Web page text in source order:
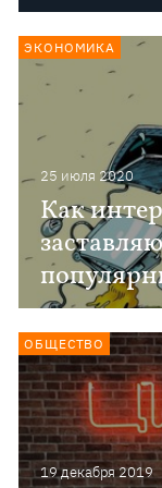
25 июля 2020
Как
ЭКОНОМИКА
19 декабря 2019
ОБЩЕСТВО